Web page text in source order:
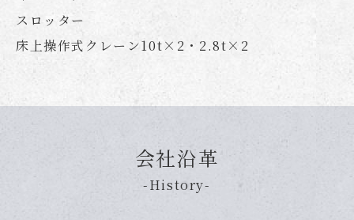
スロッター
床上操作式クレーン10t×2・2.8t×2
会社沿革
-History-